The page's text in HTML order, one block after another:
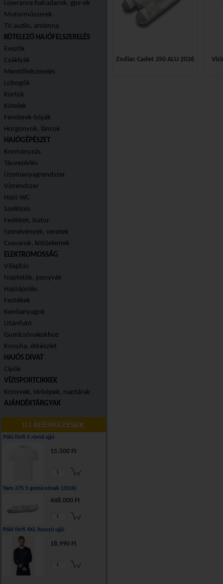
Lowrance halradarok, gps-ek
Motorműszerek
TV,audio, antenna
KÖTELEZŐ HAJÓFELSZERELÉS
Evezők
Csáklyák
Mentőfelszerelés
Lobogók
Kürtök
Kötelek
Fenderek-bóják
Horgonyok, láncok
HAJÓGÉPÉSZET
Kormányzás
Távvezérlés
Üzemanyagrendszer
Vízrendszer
Hajó WC
Szellőzés
Fedélzet, bútor
Szerelvények, veretek
Csavarok, kötőelemek
ELEKTROMOSSÁG
Világítás
Naptetők, ponyvák
Hajóápolás
Festékek
Kenőanyagok
Utánfutó
Gumicsónakokhoz
Konyha, étkészlet
HAJÓS DIVAT
Cipők
VÍZISPORTCIKKEK
Könyvek, térképek, naptárak
AJÁNDÉKTÁRGYAK
ÚJ BEÉRKEZÉSEK
Póló férfi S rövid ujjú
15.500 Ft
Yam 275 S gumicsónak (2026)
448.000 Ft
Póló férfi 4XL hosszú ujjú
18.990 Ft
Zodiac Cadet 350 ALU 2026